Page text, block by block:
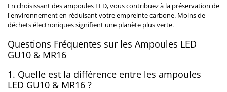
En choisissant des ampoules LED, vous contribuez à la préservation de
l'environnement en réduisant votre empreinte carbone. Moins de
déchets électroniques signifient une planète plus verte.
Questions Fréquentes sur les Ampoules LED
GU10 & MR16
1. Quelle est la différence entre les ampoules
LED GU10 & MR16 ?